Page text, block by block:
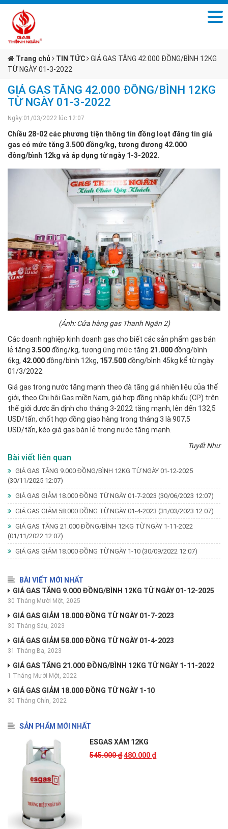
Trang chủ TIN TỨC
GIÁ GAS TĂNG 42.000 ĐỒNG/BÌNH 12KG
TỪ NGÀY 01-3-2022
GIÁ GAS TĂNG 42.000 ĐỒNG/BÌNH 12KG
TỪ NGÀY 01-3-2022
Ngày:01/03/2022 lúc 12:07
Chiều 28-02 các phương tiện thông tin đồng loạt đăng tin giá
gas có mức tăng 3.500 đồng/kg, tương đương 42.000
đồng/bình 12kg và áp dụng từ ngày 1-3-2022.
(Ảnh: Cửa hàng gas Thanh Ngân 2)
Các doanh nghiệp kinh doanh gas cho biết các sản phẩm gas bán
lẻ tăng 3.500đồng/kg, tương ứng mức tăng 21.000đồng/bình
6kg, 42.000đồng/bình 12kg, 157.500đồng/bình 45kg kể từ ngày
01/3/2022.
Giá gas trong nước tăng mạnh theo đà tăng giá nhiên liệu của thế
giới, theo Chi hội Gas miền Nam, giá hợp đồng nhập khẩu (CP) trên
thế giới được ấn định cho tháng 3-2022 tăng mạnh, lên đến 132,5
USD/tấn, chốt hợp đồng giao hàng trong tháng 3 là 907,5
USD/tấn, kéo giá gas bán lẻ trong nước tăng mạnh.
Tuyết Như
Bài viết liên quan
GIÁ GAS TĂNG 9.000 ĐỒNG/BÌNH 12KG TỪ NGÀY 01-12-2025
(30/11/2025 12:07)
GIÁ GAS GIẢM 18.000 ĐỒNG TỪ NGÀY 01-7-2023 (30/06/2023 12:07)
GIÁ GAS GIẢM 58.000 ĐỒNG TỪ NGÀY 01-4-2023 (31/03/2023 12:07)
GIÁ GAS TĂNG 21.000 ĐỒNG/BÌNH 12KG TỪ NGÀY 1-11-2022
(01/11/2022 12:07)
GIÁ GAS GIẢM 18.000 ĐỒNG TỪ NGÀY 1-10(30/09/2022 12:07)
BÀI VIẾT MỚI NHẤT
GIÁ GAS TĂNG 9.000 ĐỒNG/BÌNH 12KG TỪ NGÀY 01-12-2025
30 Tháng Mười Một, 2025
GIÁ GAS GIẢM 18.000 ĐỒNG TỪ NGÀY 01-7-2023
30 Tháng Sáu, 2023
GIÁ GAS GIẢM 58.000 ĐỒNG TỪ NGÀY 01-4-2023
31 Tháng Ba, 2023
GIÁ GAS TĂNG 21.000 ĐỒNG/BÌNH 12KG TỪ NGÀY 1-11-2022
1 Tháng Mười Một, 2022
GIÁ GAS GIẢM 18.000 ĐỒNG TỪ NGÀY 1-10
30 Tháng Chín, 2022
SẢN PHẨM MỚI NHẤT
ESGAS XÁM 12KG
545.000₫480.000 ₫